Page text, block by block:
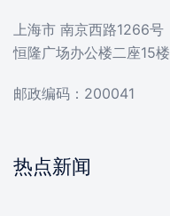
上海市 南京西路1266号
恒隆广场办公楼二座15楼
邮政编码：200041
热点新闻